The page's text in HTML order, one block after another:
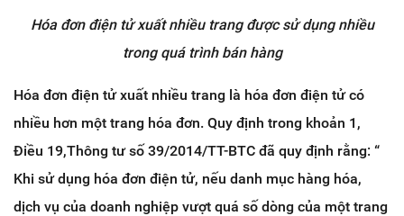
Hóa đơn điện tử xuất nhiều trang được sử dụng nhiều
trong quá trình bán hàng
Hóa đơn điện tử xuất nhiều trang là hóa đơn điện tử có
nhiều hơn một trang hóa đơn. Quy định trong khoản 1,
Điều 19,Thông tư số 39/2014/TT-BTC đã quy định rằng: “
Khi sử dụng hóa đơn điện tử, nếu danh mục hàng hóa,
dịch vụ của doanh nghiệp vượt quá số dòng của một trang